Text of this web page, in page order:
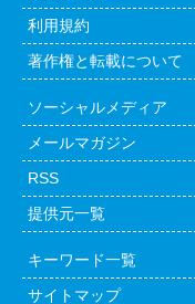
利用規約
著作権と転載について
ソーシャルメディア
メールマガジン
RSS
提供元一覧
キーワード一覧
サイトマップ